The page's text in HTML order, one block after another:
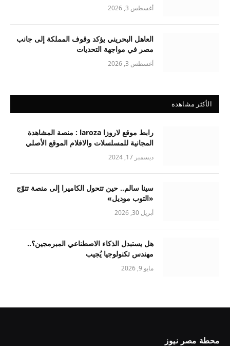
أغسطس 3, 2026
العاهل البحريني يؤكد وقوف المملكة إلى جانب
مصر في مواجهة التحديات
أغسطس 3, 2026
الأكثر مشاهدة
رابط موقع لاروزا laroza : منصة المشاهدة
المجانية للمسلسلات والافلام الموقع الأصلي
ديسمبر 17, 2024
سينا سالم.. حين تتحول الكاميرا إلى منصة تتوّج
«التوب موديل»
أبريل 30, 2026
هل يستبدل الذكاء الاصطناعي المبرمجين؟..
مهندس تكنولوجيا يُجيب
مايو 9, 2026
محطة مصر نيوز